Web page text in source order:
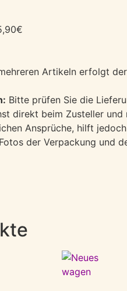
Artikeln erfolgt
Bitte prüfen Sie die
direkt beim Zusteller
Ansprüche, hilft
der Verpackung und